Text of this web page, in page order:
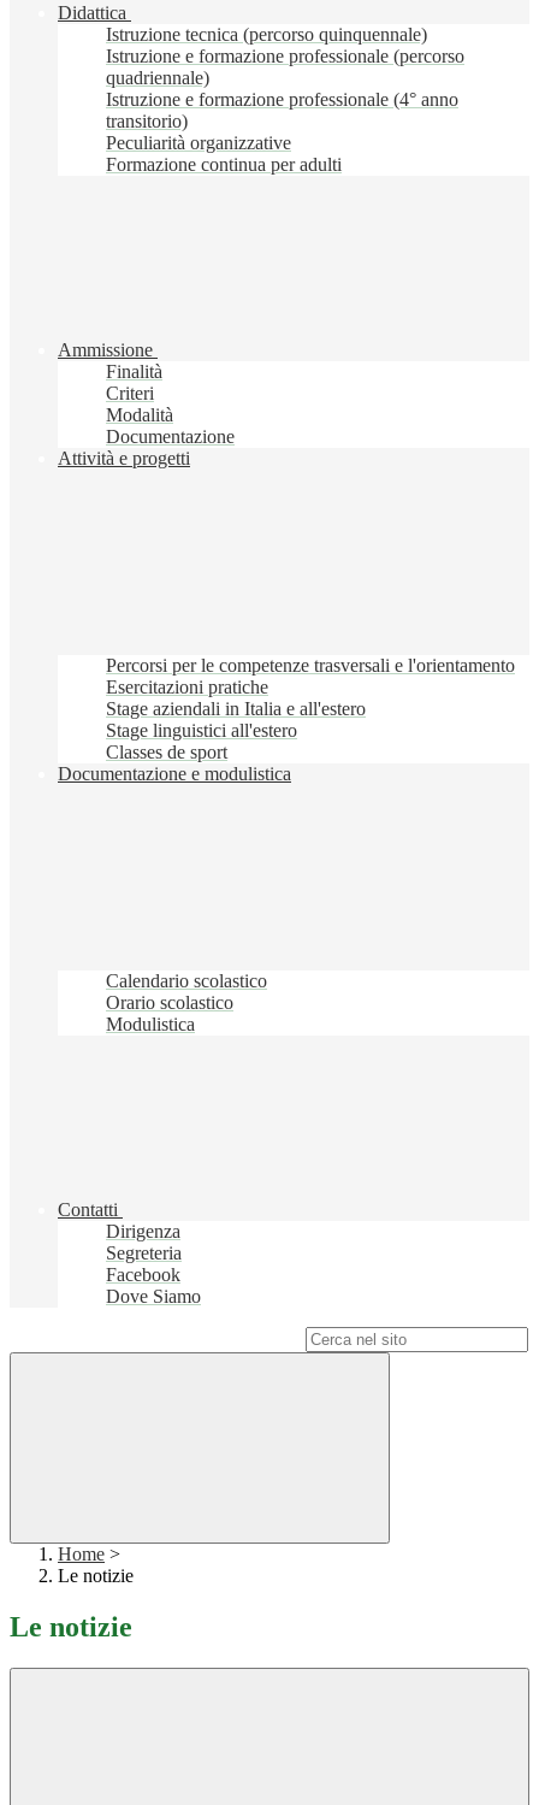
Didattica
Istruzione tecnica (percorso quinquennale)
Istruzione e formazione professionale (percorso
quadriennale)
Istruzione e formazione professionale (4° anno
transitorio)
Peculiarità organizzative
Formazione continua per adulti
Ammissione
Finalità
Criteri
Modalità
Documentazione
Attività e progetti
Percorsi per le competenze trasversali e l'orientamento
Esercitazioni pratiche
Stage aziendali in Italia e all'estero
Stage linguistici all'estero
Classes de sport
Documentazione e modulistica
Calendario scolastico
Orario scolastico
Modulistica
Contatti
Dirigenza
Segreteria
Facebook
Dove Siamo
Home >
Le notizie
Le notizie